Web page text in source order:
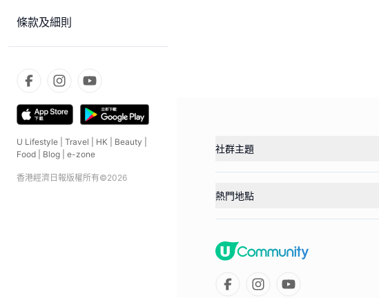
條款及細則
U Lifestyle Travel HK Beauty
Food
Blog e-zone
香港經濟日報版權所有©2026
社群主題
熱門地點